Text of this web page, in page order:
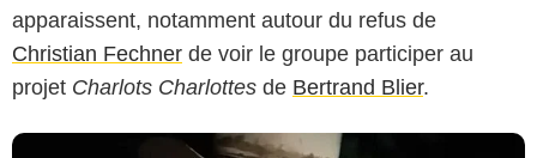
apparaissent, notamment autour du refus de
Christian Fechner de voir le groupe participer au
projet Charlots Charlottes de Bertrand Blier.